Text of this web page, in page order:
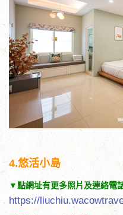
4.悠活小島
▼點網址有更多照片及連絡電
https://